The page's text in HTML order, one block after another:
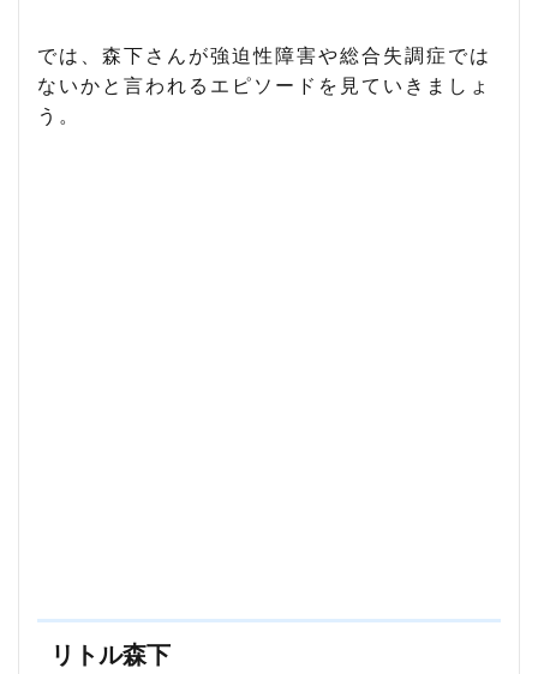
では、森下さんが強迫性障害や総合失調症では
ないかと言われるエピソードを見ていきましょ
う。
リトル森下